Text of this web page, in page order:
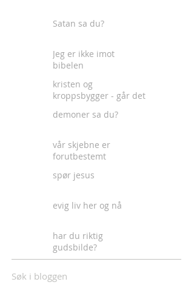
Søk i bloggen
Satan sa du?
Jeg er ikke imot
bibelen
kristen og
kroppsbygger - går det
demoner sa du?
vår skjebne er
forutbestemt
spør jesus
evig liv her og nå
har du riktig
gudsbilde?